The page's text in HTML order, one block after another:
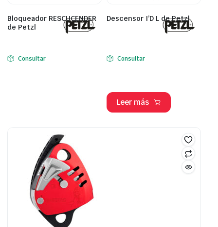
Bloqueador RESCUCENDER
de Petzl
Consultar
Descensor I’D L de Petzl
Consultar
Leer más